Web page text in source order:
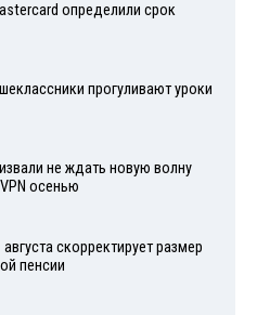
определили срок
прогуливают уроки
не ждать новую волну
осенью
скорректирует размер
пенсии